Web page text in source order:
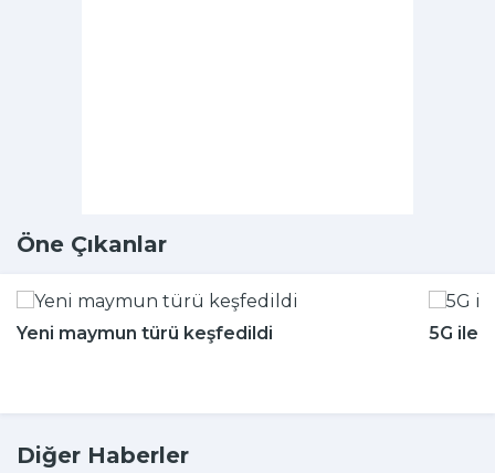
Öne Çıkanlar
Yeni maymun türü keşfedildi 5G ile
Diğer Haberler